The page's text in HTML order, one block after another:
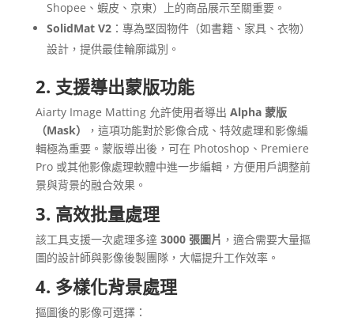
Shopee、蝦皮、京東）上的商品展示至關重要。
SolidMat V2：專為堅固物件（如書籍、家具、衣物）
設計，提供最佳輪廓識別。
2. 支援導出蒙版功能
Aiarty Image Matting 允許使用者導出 Alpha 蒙版
（Mask）
，這項功能對於影像合成、特效處理和影像編
輯極為重要。蒙版導出後，可在 Photoshop、Premiere
Pro 或其他影像處理軟體中進一步編輯，方便用戶調整前
景與背景的融合效果。
3. 高效批量處理
該工具支援一次處理多達 3000 張圖片 ，適合需要大量摳
圖的設計師與影像後製團隊，大幅提升工作效率。
4. 多樣化背景處理
摳圖後的影像可選擇：